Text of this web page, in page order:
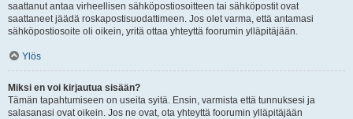
saattanut antaa virheellisen sähköpostiosoitteen tai sähköpostit ovat
saattaneet jäädä roskapostisuodattimeen. Jos olet varma, että antamasi
sähköpostiosoite oli oikein, yritä ottaa yhteyttä foorumin ylläpitäjään.
Ylös
Miksi en voi kirjautua sisään?
Tämän tapahtumiseen on useita syitä. Ensin, varmista että tunnuksesi ja
salasanasi ovat oikein. Jos ne ovat, ota yhteyttä foorumin ylläpitäjään